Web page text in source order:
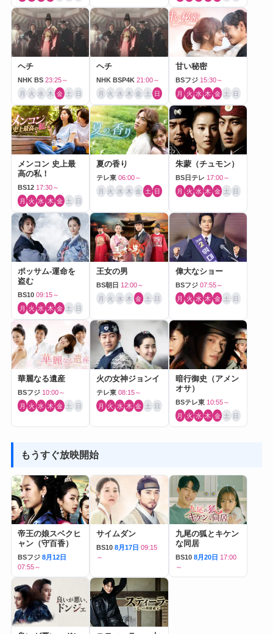
ヘチ
NHK BS 23:25～
月 火 水 木 金 土 日
ヘチ
NHK BSP4K 21:00～
月 火 水 木 金 土 日
甘い秘密
BSフジ 15:30～
月 火 水 木 金 土 日
メンコン 史上最
高の私！
BS12 17:30～
月 火 水 木 金 土 日
夏の香り
テレ東 06:00～
月 火 水 木 金 土 日
朱蒙（チュモン）
BS日テレ 17:00～
月 火 水 木 金 土 日
ポッサム-運命を
盗む
BS10 09:15～
月 火 水 木 金 土 日
王女の男
BS朝日 12:00～
月 火 水 木 金 土 日
偉大なショー
BSフジ 07:55～
月 火 水 木 金 土 日
華麗なる遺産
BSフジ 10:00～
月 火 水 木 金 土 日
火の女神ジョンイ
テレ東 08:15～
月 火 水 木 金 土 日
暗行御史（アメン
オサ）
BSテレ東 10:55～
月 火 水 木 金 土 日
もうすぐ放映開始
帝王の娘スベクヒ
ャン（守百香）
BSフジ 8月12日
07:55～
サイムダン
BS10 8月17日 09:15
～
九尾の狐とキケン
な同居
BS10 8月20日 17:00
～